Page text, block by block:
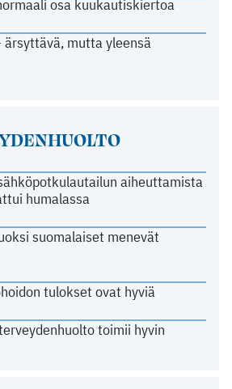
osa kuukautiskiertoa
ärsyttävä, mutta yleensä
aiheuttamista
humalassa
suomalaiset menevät
tulokset ovat hyviä
toimii hyvin